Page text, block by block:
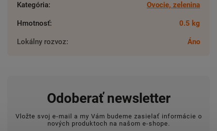
Kategória: Ovocie, zelenina
Hmotnosť: 0.5 kg
Lokálny rozvoz: Áno
Odoberať newsletter
Vložte svoj e-mail a my Vám budeme zasielať informácie o
nových produktoch na našom e-shope.